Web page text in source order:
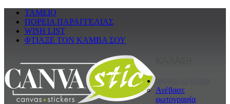
ΤΑΜΕΙΟ
ΠΟΡΕΙΑ ΠΑΡΑΓΓΕΛΙΑΣ
WISH LIST
ΦΤΙΑΞΕ ΤΟΝ ΚΑΜΒΑ ΣΟΥ
Ανέβασε
φωτογραφία